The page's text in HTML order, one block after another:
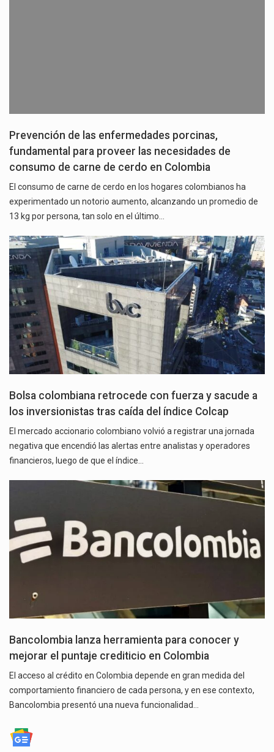
Prevención de las enfermedades porcinas,
fundamental para proveer las necesidades de
consumo de carne de cerdo en Colombia
El consumo de carne de cerdo en los hogares colombianos ha
experimentado un notorio aumento, alcanzando un promedio de
13 kg por persona, tan solo en el último…
Bolsa colombiana retrocede con fuerza y sacude a
los inversionistas tras caída del índice Colcap
El mercado accionario colombiano volvió a registrar una jornada
negativa que encendió las alertas entre analistas y operadores
financieros, luego de que el índice…
Bancolombia lanza herramienta para conocer y
mejorar el puntaje crediticio en Colombia
El acceso al crédito en Colombia depende en gran medida del
comportamiento financiero de cada persona, y en ese contexto,
Bancolombia presentó una nueva funcionalidad…